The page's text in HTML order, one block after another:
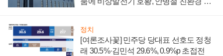
정치
[여론조사꽃] 민주당 당대표 선호도 정청
래 30.5%·김민석 29.6%, 0.9%p 초접전